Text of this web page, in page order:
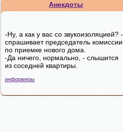
Анекдоты
-Ну, а как у вас со звукоизоляцией? -
спрашивает председатель комиссии
по приемке нового дома.
-Да ничего, нормально, - слышится
из соседней квартиры.
информеры